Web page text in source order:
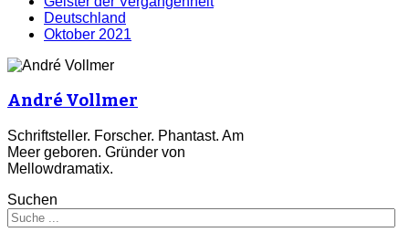
Deutschland
Oktober 2021
André Vollmer
Schriftsteller. Forscher. Phantast. Am
Meer geboren. Gründer von
Mellowdramatix.
Suchen